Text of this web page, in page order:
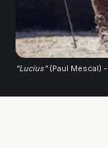
"Lucius" (Paul Mescal) -